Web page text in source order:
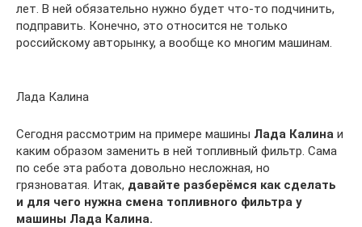
лет. В ней обязательно нужно будет что-то подчинить,
подправить. Конечно, это относится не только
российскому авторынку, а вообще ко многим машинам.
Лада Калина
Сегодня рассмотрим на примере машины Лада Калина и
каким образом заменить в ней топливный фильтр. Сама
по себе эта работа довольно несложная, но
грязноватая. Итак, давайте разберёмся как сделать
и для чего нужна смена топливного фильтра у
машины Лада Калина.